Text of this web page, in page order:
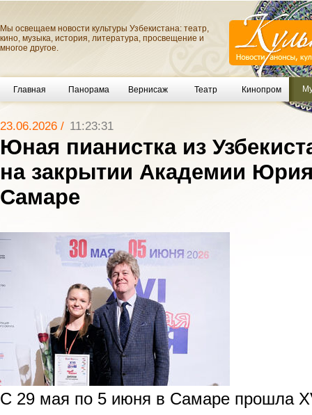
Мы освещаем новости культуры Узбекистана: театр,
кино, музыка, история, литература, просвещение и
многое другое.
Главная Панорама Вернисаж Театр Кинопром
23.06.2026 / 11:23:31
Юная пианистка из
на закрытии Академии
Самаре
С 29 мая по 5 июня в Самаре прошла